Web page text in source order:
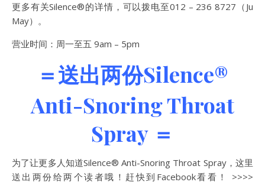
更多有关Silence®的详情，可以拨电至012 – 236 8727（Ju
May）。
营业时间：周一至五 9am – 5pm
＝送出两份Silence®
Anti-Snoring Throat
Spray ＝
为了让更多人知道Silence® Anti-Snoring Throat Spray，这里
送出两份给两个读者哦！赶快到Facebook看看！ >>>>